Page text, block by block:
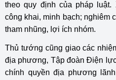
theo quy định của pháp
công khai, minh bạch; nghiêm
tham nhũng, lợi ích nhóm.
Thủ tướng cũng giao các
địa phương, Tập đoàn Điện
chính quyền địa phương